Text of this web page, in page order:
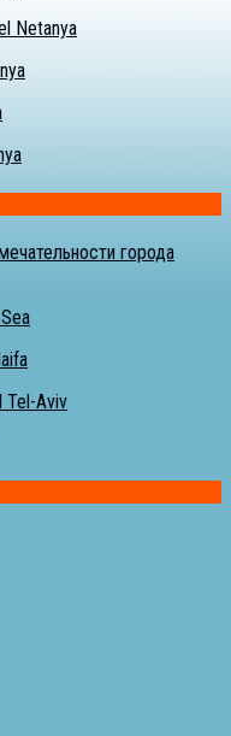
Netanya
города
Tel-Aviv